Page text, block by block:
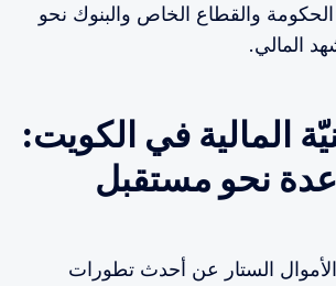
الحكومة والقطاع الخاص والبنوك نحو
المالي.
المالية في الكويت:
نحو مستقبل
الستار عن أحدث تطورات